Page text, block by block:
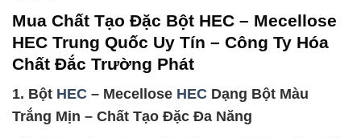
Mua Chất Tạo Đặc Bột HEC – Mecellose
HEC Trung Quốc Uy Tín – Công Ty Hóa
Chất Đắc Trường Phát
1. Bột HEC – Mecellose HEC Dạng Bột Màu
Trắng Mịn – Chất Tạo Đặc Đa Năng